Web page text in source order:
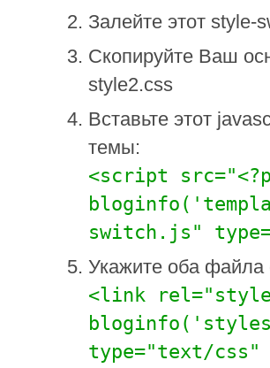
Залейте этот
Скопируйте Ваш
style2.css
Вставьте этот
темы:
<script
switch.js"
Укажите оба файла
<link
type="text/